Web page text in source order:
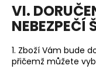
VI.
NEBEZPEČÍ
1. Zboží Vám bude
přičemž můžete